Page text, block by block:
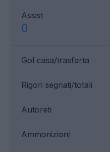
Assist
0
Gol casa/trasferta
Ammonizioni
Rigori segnati/totali
Autoreti